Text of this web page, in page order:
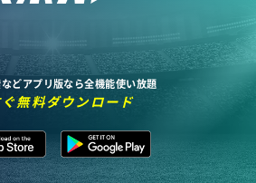
どアプリ版なら全機能使い放題
無料ダウンロード